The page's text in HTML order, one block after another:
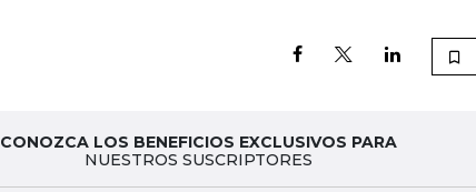
CONOZCA LOS BENEFICIOS EXCLUSIVOS PARA
NUESTROS SUSCRIPTORES